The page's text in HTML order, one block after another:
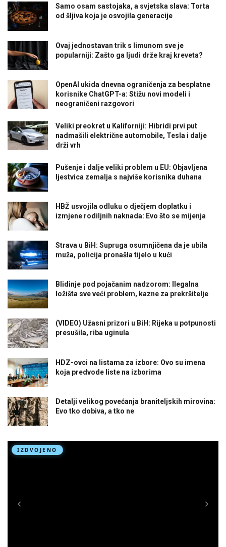
Samo osam sastojaka, a svjetska slava: Torta
od šljiva koja je osvojila generacije
Ovaj jednostavan trik s limunom sve je
popularniji: Zašto ga ljudi drže kraj kreveta?
OpenAI ukida dnevna ograničenja za besplatne
korisnike ChatGPT-a: Stižu novi modeli i
neograničeni razgovori
Veliki preokret u Kaliforniji: Hibridi prvi put
nadmašili električne automobile, Tesla i dalje
drži vrh
Pušenje i dalje veliki problem u EU: Objavljena
ljestvica zemalja s najviše korisnika duhana
HBŽ usvojila odluku o dječjem doplatku i
izmjene rodiljnih naknada: Evo što se mijenja
Strava u BiH: Supruga osumnjičena da je ubila
muža, policija pronašla tijelo u kući
Blidinje pod pojačanim nadzorom: Ilegalna
ložišta sve veći problem, kazne za prekršitelje
(VIDEO) Užasni prizori u BiH: Rijeka u potpunosti
presušila, riba uginula
HDZ-ovci na listama za izbore: Ovo su imena
koja predvode liste na izborima
Detalji velikog povećanja braniteljskih mirovina:
Evo tko dobiva, a tko ne